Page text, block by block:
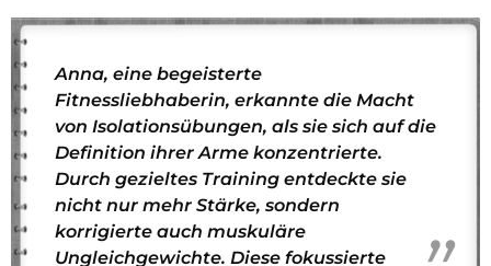
Anna, eine begeisterte
Fitnessliebhaberin, erkannte die Macht
von Isolationsübungen, als sie sich auf die
Definition ihrer Arme konzentrierte.
Durch gezieltes Training entdeckte sie
nicht nur mehr Stärke, sondern
korrigierte auch muskuläre
Ungleichgewichte. Diese fokussierte